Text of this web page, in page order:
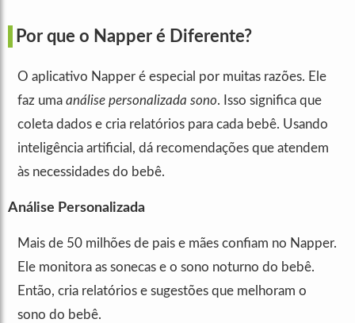
Por que o Napper é Diferente?
O aplicativo Napper é especial por muitas razões. Ele
faz uma análise personalizada sono. Isso significa que
coleta dados e cria relatórios para cada bebê. Usando
inteligência artificial, dá recomendações que atendem
às necessidades do bebê.
Análise Personalizada
Mais de 50 milhões de pais e mães confiam no Napper.
Ele monitora as sonecas e o sono noturno do bebê.
Então, cria relatórios e sugestões que melhoram o
sono do bebê.